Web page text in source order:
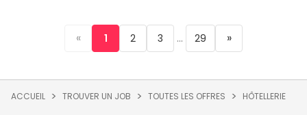
« 1 2 3 ... 29 »
ACCUEIL TROUVER UN JOB TOUTES LES OFFRES HÔTELLERIE